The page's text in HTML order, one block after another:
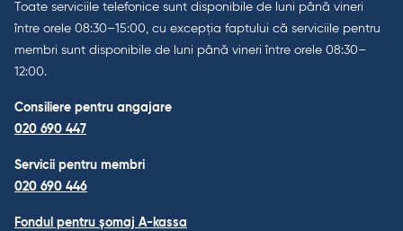
Toate serviciile telefonice sunt disponibile de luni până vineri
între orele 08:30–15:00, cu excepția faptului că serviciile pentru
membri sunt disponibile de luni până vineri între orele 08:30–
12:00.
Consiliere pentru angajare
020 690 447
Servicii pentru membri
020 690 446
Fondul pentru șomaj A-kassa